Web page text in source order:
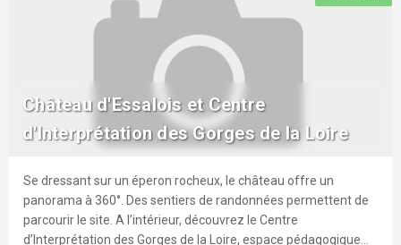
ouverture 7 jours sur 7. Vous pouvez consulter leur site web.
explore
Château d'Essalois et Centre
d'Interprétation des Gorges de la Loire
Se dressant sur un éperon rocheux, le château offre un
panorama à 360°. Des sentiers de randonnées permettent de
parcourir le site. A l’intérieur, découvrez le Centre
d’Interprétation des Gorges de la Loire, espace pédagogique